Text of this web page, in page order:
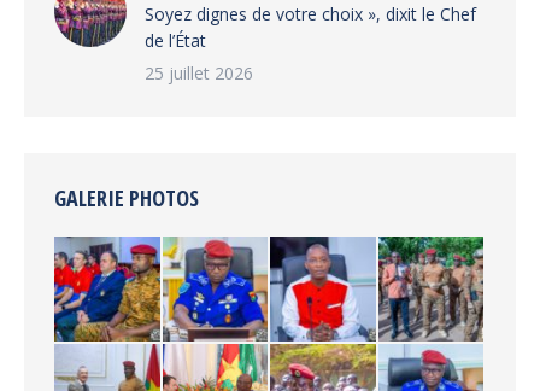
Soyez dignes de votre choix », dixit le Chef
de l’État
25 juillet 2026
GALERIE PHOTOS